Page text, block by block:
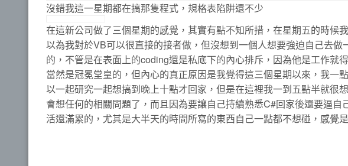
沒錯我這一星期都在搞那隻程式，規格表陷阱還不少
在這新公司做了三個星期的感覺，其實有點不知所措，在星期五的時候
以為我對於VB可以很直接的接者做，但沒想到一個人想要強迫自己去
的，不管是在表面上的coding還是私底下的內心排斥，因為他是工作就
當然是冠冕堂皇的，但內心的真正原因是我覺得這三個星期以來，我一
以一起研究一起想搞到晚上十點才回家，但是在這裡我一到五點半就很
會想任何的相關問題了，而且因為要讓自己持續熟悉C#回家後還要逼
活還滿累的，尤其是大半天的時間所寫的東西自己一點都不想碰，感覺